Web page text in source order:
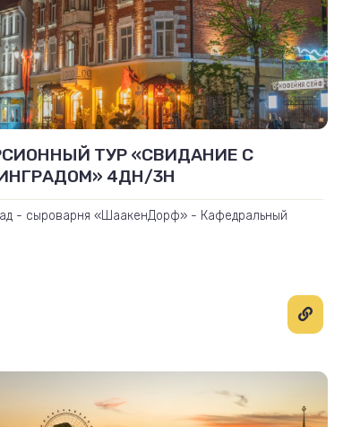
ТУР «СВИДАНИЕ С
4ДН/3Н
- сыроварня «ШаакенДорф» - Кафедральный